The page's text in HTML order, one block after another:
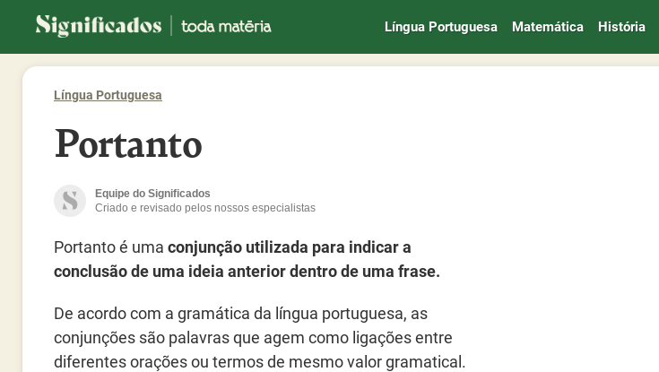
Significados
Língua Portuguesa Matemática História
Língua Portuguesa
Portanto
Equipe do Significados
Criado e revisado pelos nossos especialistas
Portanto é uma conjunção utilizada para indicar a
conclusão de uma ideia anterior dentro de uma frase.
De acordo com a gramática da língua portuguesa, as
conjunções são palavras que agem como ligações entre
diferentes orações ou termos de mesmo valor gramatical.